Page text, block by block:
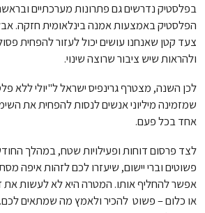
בפלסטיק נדרשים גם פתרונות מערכתיים
הפלסטיק באמצעות אמנה בינלאומית חזקה.
צעד קטן שאנחנו עושים יכול לעזור להפחית
ולהראות שיש ציבור שרוצה שינוי.
לכן השנה, מצטרף גרינפיס ישראל ל"יולי ללא
שמזמינה מיליוני אנשים לנסות להפחית את
אחד בכל פעם.
לצד פרסום דוחות ופעילויות שטח, במהלך
פשוטים וברי יישום, שיעזרו לכם לזהות איפה
אפשר להחליף אותו. המטרה היא לא לעשות את
או כלום – פשוט להכיר ולאמץ מה שמתאים